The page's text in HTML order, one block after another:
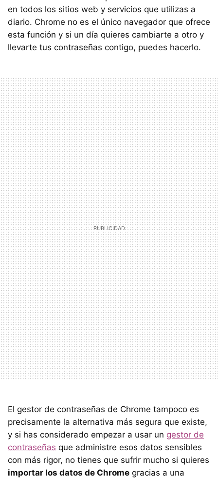
en todos los sitios web y servicios que utilizas a
diario. Chrome no es el único navegador que ofrece
esta función y si un día quieres cambiarte a otro y
llevarte tus contraseñas contigo, puedes hacerlo.
El gestor de contraseñas de Chrome tampoco es
precisamente la alternativa más segura que existe,
y si has considerado empezar a usar un gestor de
contraseñas que administre esos datos sensibles
con más rigor, no tienes que sufrir mucho si quieres
importar los datos de Chrome gracias a una